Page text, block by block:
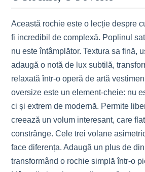
Această rochie este o lecție despre
fi incredibil de complexă. Poplinul
nu este întâmplător. Textura sa fină,
adaugă o notă de lux subtilă,
relaxată într-o operă de artă
oversize este un element-cheie: nu
ci și extrem de modernă. Permite
creează un volum interesant, care
constrânge. Cele trei volane
face diferența. Adaugă un plus de
transformând o rochie simplă într-o